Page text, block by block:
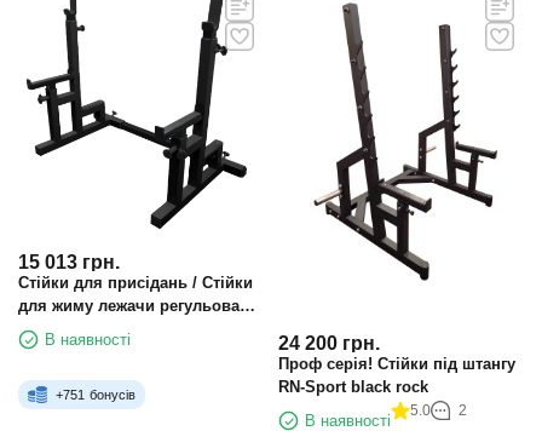
15 013 грн.
Стійки для присідань / Стійки
для жиму лежачи регульовані,
зі страховими упорами,
чорний
В наявності
+751 бонусів
24 200 грн.
Проф серія! Стійки під штангу
RN-Sport black rock
В наявності
5.0 2